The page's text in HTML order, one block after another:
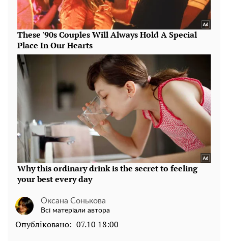
Оксана Сонькова
Всі матеріали автора
Опубліковано: 07.10 18:00